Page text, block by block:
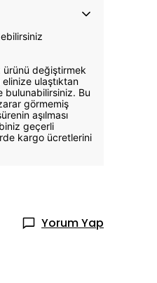
değiştirmek
ulaştıktan
bulunabilirsiniz. Bu
görmemiş
aşılması
geçerli
kargo ücretlerini
Yorum Yap